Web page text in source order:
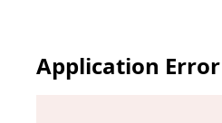
Application Error